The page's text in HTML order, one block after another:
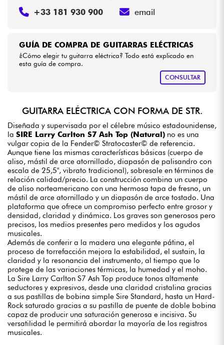
GUÍA DE COMPRA DE GUITARRAS ELÉCTRICAS
¿Cómo elegir tu guitarra eléctrica? Todo está explicado en
esta guía de compra.
CONSULTAR
+33 181 930 900 email
GUITARRA ELÉCTRICA CON FORMA DE STR.
Diseñada y supervisada por el célebre músico estadounidense,
la SIRE Larry Carlton S7 Ash Top (Natural) no es una
vulgar copia de la Fender© Stratocaster© de referencia.
Aunque tiene las mismas características básicas (cuerpo de
aliso, mástil de arce atornillado, diapasón de palisandro con
escala de 25,5", vibrato tradicional), sobresale en términos de
relación calidad/precio. La construcción combina un cuerpo
de aliso norteamericano con una hermosa tapa de fresno, un
mástil de arce atornillado y un diapasón de arce tostado. Una
plataforma que ofrece un compromiso perfecto entre grosor y
densidad, claridad y dinámica. Los graves son generosos pero
precisos, los medios presentes pero medidos y los agudos
musicales.
Además de conferir a la madera una elegante pátina, el
proceso de torrefacción mejora la estabilidad, el sustain, la
claridad y la resonancia del instrumento, al tiempo que lo
protege de las variaciones térmicas, la humedad y el moho.
La Sire Larry Carlton S7 Ash Top produce tonos altamente
seductores y expresivos, desde una claridad cristalina gracias
a sus pastillas de bobina simple Sire Standard, hasta un Hard-
Rock saturado gracias a su pastilla de puente de doble bobina
capaz de producir una saturación generosa e incisiva. Su
versatilidad le permitirá abordar la mayoría de los registros
musicales.